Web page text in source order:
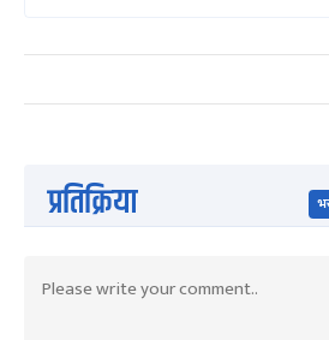
प्रतिक्रिया